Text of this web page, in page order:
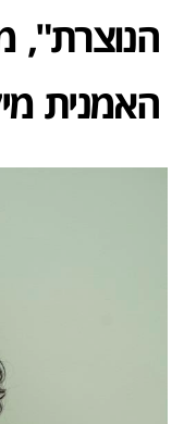
הנוצרת",
האמנית